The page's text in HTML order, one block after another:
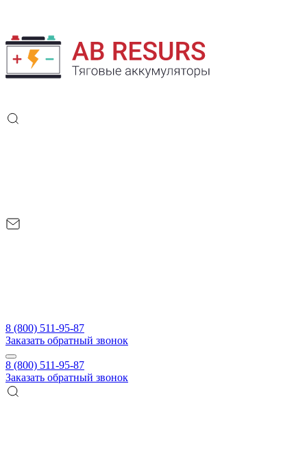
8 (800) 511-95-87
Заказать обратный звонок
8 (800) 511-95-87
Заказать обратный звонок